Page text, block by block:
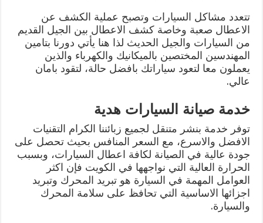
تتعدد مشاكل السيارات وتصبح عملية الكشف عن
الاعطال صعبة وخاصة كشف الاعطال بين الجيل القديم
من السيارات والجيل الحديث لذا هنا يأتي دورنا بتامين
المهندسين المختصين بالميكانيك والكهرباء والذين
يعملون معا لتعود سياراتك بافضل حالة، لتقود بامان
عالي.
خدمة صيانة السيارات هدية
توفر خدمة بنشر متنقل لجميع زبائننا الكرام التقنيات
الافضل والاسرع، مع السعر المنافس بحيث تحصل على
جودة عالية في الصيانة لكافة اعطال السيارات، وبسبب
الحرارة العالية التي نواجهها في الكويت فإن اكثر
العوامل المهمة في السيارة هو تبريد المحرك وتبريد
اجزائها الاساسية التي تحافظ على سلامة المحرك
والسيارة.